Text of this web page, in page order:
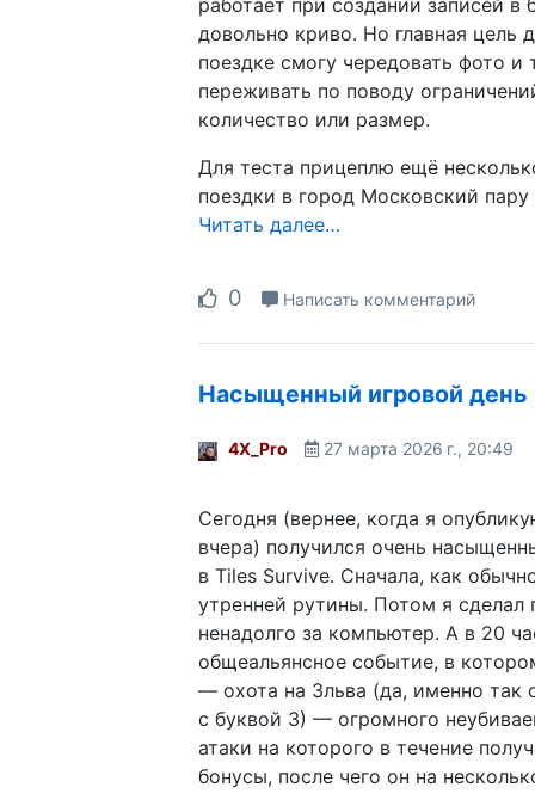
работает при создании записей в
довольно криво. Но главная цель
поездке смогу чередовать фото и
переживать по поводу
количество или размер.
Для теста прицеплю ещё
поездки в город Московский пару
Читать далее…
0 Написать комментарий
Насыщенный игровой день
4X_Pro 27 марта 2026 г., 20:49
Сегодня (вернее, когда я
вчера) получился очень
в Tiles Survive. Сначала, как
утренней рутины. Потом я сделал
ненадолго за компьютер. А в 20
общеальянсное событие, в
— охота на Зльва (да, именно так
с буквой З) — огромного
атаки на которого в течение
бонусы, после чего он на